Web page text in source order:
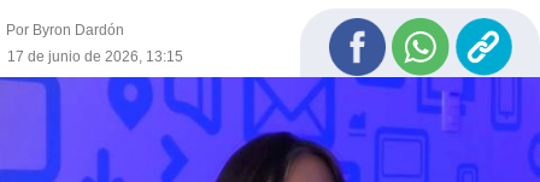
Por Byron Dardón
17 de junio de 2026, 13:15